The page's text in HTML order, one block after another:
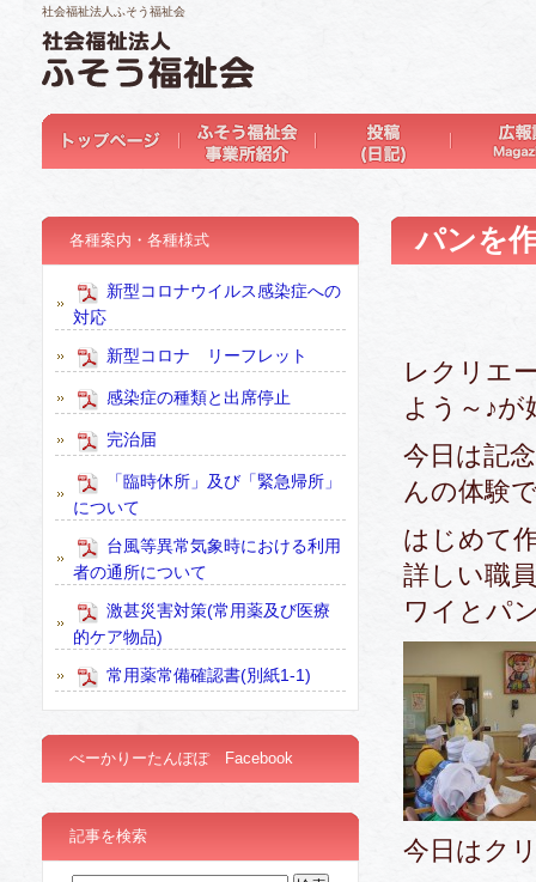
社会福祉法人ふそう福祉会
パンを
レクリエ
よう～♪が
今日は記
んの体験
はじめて
詳しい職
ワイとパ
今日はク
各種案内・各種様式
新型コロナウイルス感染症への
対応
新型コロナ リーフレット
感染症の種類と出席停止
完治届
「臨時休所」及び「緊急帰所」
について
台風等異常気象時における利用
者の通所について
激甚災害対策(常用薬及び医療
的ケア物品)
常用薬常備確認書(別紙1-1)
べーかりーたんぽぽ Facebook
記事を検索